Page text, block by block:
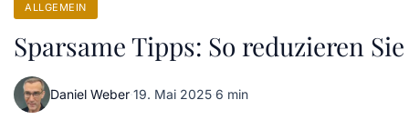
ALLGEMEIN
Sparsame Tipps: So reduzieren
Daniel Weber·19. Mai 2025·6 min